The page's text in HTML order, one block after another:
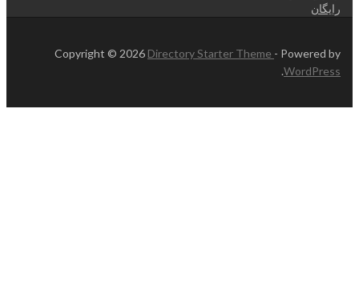
رایگان
Copyright © 2026 Directory Starter Theme - Powered by
WordPress
.